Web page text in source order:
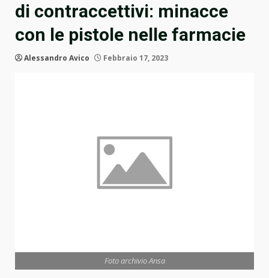
di contraccettivi: minacce
con le pistole nelle farmacie
Alessandro Avico Febbraio 17, 2023
Foto archivio Ansa